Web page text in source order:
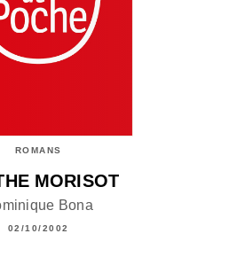
ROMANS
MORISOT
Bona
02/10/2002